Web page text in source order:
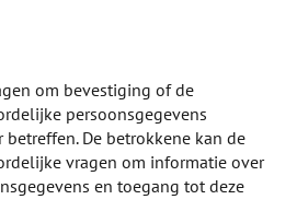
om bevestiging of de
persoonsgegevens
De betrokkene kan de
vragen om informatie over
en toegang tot deze